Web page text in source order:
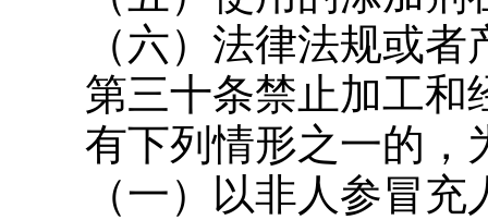
（六）法律法规或者
第三十条禁止加工和
有下列情形之一的，
（一）以非人参冒充